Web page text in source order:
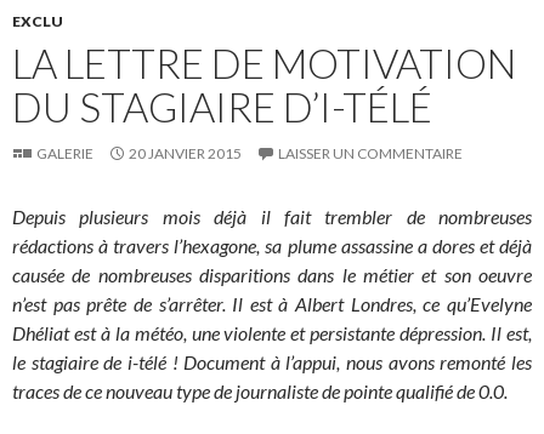
EXCLU
LA LETTRE DE MOTIVATION
DU STAGIAIRE D’I-TÉLÉ
GALERIE 20 JANVIER 2015 LAISSER UN COMMENTAIRE
Depuis plusieurs mois déjà il fait trembler de nombreuses
rédactions à travers l’hexagone, sa plume assassine a dores et déjà
causée de nombreuses disparitions dans le métier et son oeuvre
n’est pas prête de s’arrêter. Il est à Albert Londres, ce qu’Evelyne
Dhéliat est à la météo, une violente et persistante dépression. Il est,
le stagiaire de i-télé ! Document à l’appui, nous avons remonté les
traces de ce nouveau type de journaliste de pointe qualifié de 0.0.